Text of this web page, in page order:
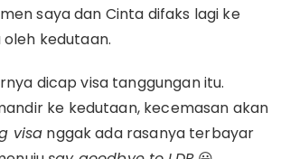
saya dan Cinta difaks lagi ke
kedutaan.
dicap visa tanggungan itu.
ke kedutaan, kecemasan akan
visa nggak ada rasanya terbayar